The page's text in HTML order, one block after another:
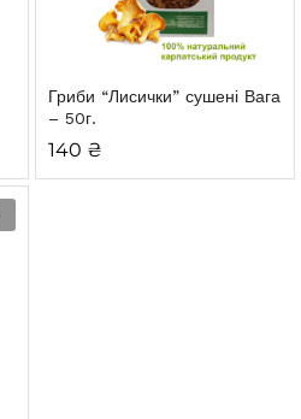
Гриби “Лисички” сушені Вага
– 50г.
140 ₴